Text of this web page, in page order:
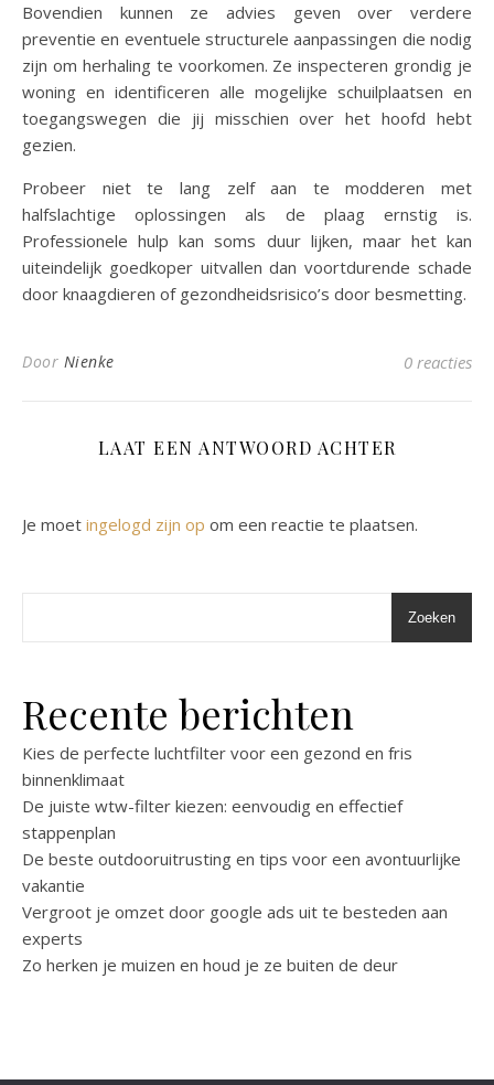
Bovendien kunnen ze advies geven over verdere
preventie en eventuele structurele aanpassingen die nodig
zijn om herhaling te voorkomen. Ze inspecteren grondig je
woning en identificeren alle mogelijke schuilplaatsen en
toegangswegen die jij misschien over het hoofd hebt
gezien.
Probeer niet te lang zelf aan te modderen met
halfslachtige oplossingen als de plaag ernstig is.
Professionele hulp kan soms duur lijken, maar het kan
uiteindelijk goedkoper uitvallen dan voortdurende schade
door knaagdieren of gezondheidsrisico’s door besmetting.
Door Nienke 0 reacties
LAAT EEN ANTWOORD ACHTER
Je moet ingelogd zijn op om een reactie te plaatsen.
Zoeken
Recente berichten
Kies de perfecte luchtfilter voor een gezond en fris
binnenklimaat
De juiste wtw-filter kiezen: eenvoudig en effectief
stappenplan
De beste outdooruitrusting en tips voor een avontuurlijke
vakantie
Vergroot je omzet door google ads uit te besteden aan
experts
Zo herken je muizen en houd je ze buiten de deur